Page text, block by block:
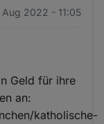
2022 - 11:05
Geld für ihre
an:
katholische-